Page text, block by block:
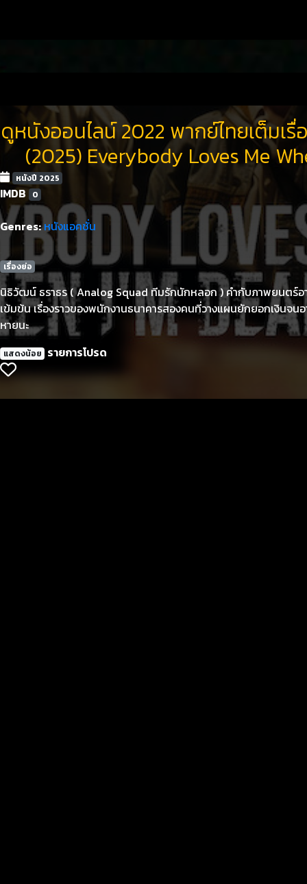
ดูหนังออนไลน์ 2022 พากย์ไทยเต็มเ
(2025) Everybody Loves Me
หนังปี 2025
IMDB 0
Genres: หนังแอคชั่น
เรื่องย่อ
นิธิวัฒน์ ธราธร ( Analog Squad ทีมรักนักหลอก ) คำกับภาพยนตร์
เข้มข้น เรื่องราวของพนักงานธนาคารสองคนที่วางแผนยักยอกเงินจน
หายนะ
แสดงน้อย รายการโปรด